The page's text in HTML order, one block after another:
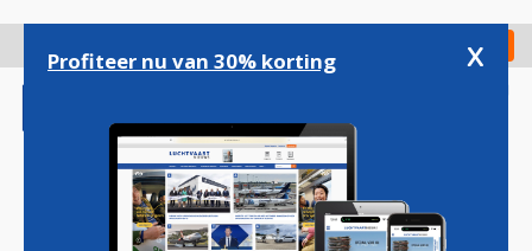
gaan
Check in
Profiteer nu van 30% korting x